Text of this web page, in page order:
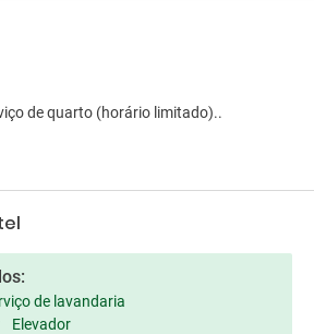
de quarto (horário limitado)..
de lavandaria
Elevador